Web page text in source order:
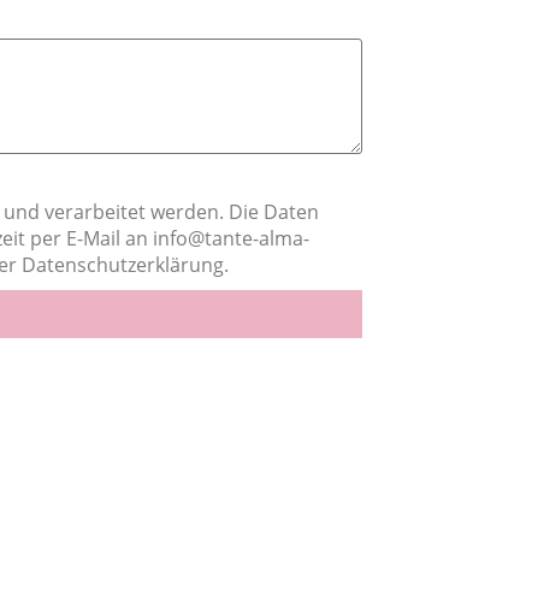
verarbeitet werden. Die Daten
per E-Mail an info@tante-alma-
Datenschutzerklärung.